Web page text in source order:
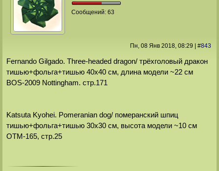
Сообщений:63
Пн, 08 Янв 2018, 08:29 #843
Fernando Gilgado. Three-headed dragon/ трёхголовый дракон
тишью+фольга+тишью 40х40 см, длина модели ~22 см
BOS-2009 Nottingham. стр.171
Katsuta Kyohei. Pomeranian dog/ померанский шпиц
тишью+фольга+тишью 30х30 см, высота модели ~10 см
OTM-165, стр.25